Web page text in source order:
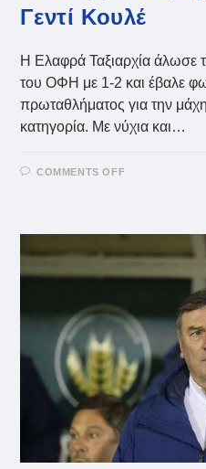
Γεντί Κουλέ
Η Ελαφρά Ταξιαρχία άλωσε
του ΟΦΗ με 1-2 και έβαλε
πρωταθλήματος για την
κατηγορία. Με νύχια και…
COMMENTS OFF
ΚΟΥΛΈ